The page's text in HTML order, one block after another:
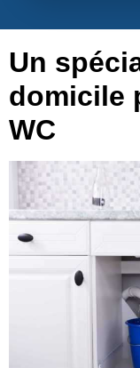
Un
domicile
WC